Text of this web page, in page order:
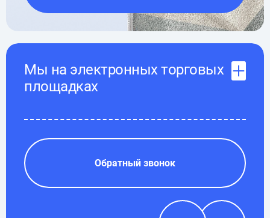
Мы на электронных торговых
площадках
Обратный звонок